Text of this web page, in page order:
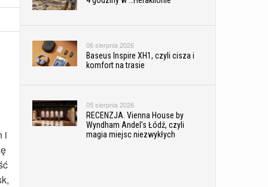
i
06 sierpnia 2026
Baseus Inspire XH1, czyli cisza i
komfort na trasie
05 sierpnia 2026
RECENZJA. Vienna House by
Wyndham Andel’s Łódź, czyli
magia miejsc niezwykłych